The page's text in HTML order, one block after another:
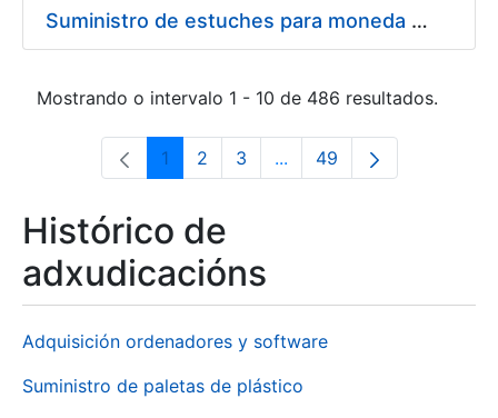
Suministro de estuches para moneda de 30 €
Mostrando o intervalo 1 - 10 de 486 resultados.
Páxina
1 Páxina
2 Páxina
3 ...Páxinas intermedias Use
Páxina
49
Histórico de
adxudicacións
Adquisición ordenadores y software
Suministro de paletas de plástico